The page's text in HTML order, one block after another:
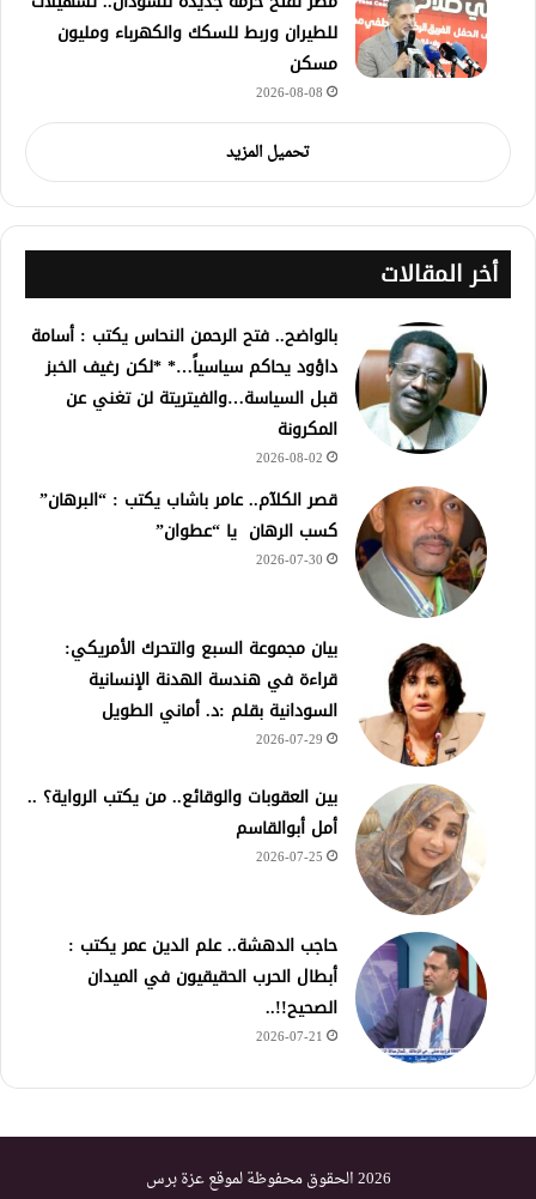
للطيران وربط للسكك والكهرباء ومليون
مسكن
2026-08-08
تحميل المزيد
أخر المقالات
بالواضح.. فتح الرحمن النحاس يكتب : أسامة
داؤود يحاكم سياسياً…* *لكن رغيف الخبز
قبل السياسة…والفيتريتة لن تغني عن
المكرونة
2026-08-02
قصر الكلآم.. عامر باشاب يكتب : “البرهان”
كسب الرهان يا “عطوان”
2026-07-30
بيان مجموعة السبع والتحرك الأمريكي:
قراءة في هندسة الهدنة الإنسانية
السودانية بقلم :د. أماني الطويل
2026-07-29
بين العقوبات والوقائع.. من يكتب الرواية؟ ..
أمل أبوالقاسم
2026-07-25
حاجب الدهشة.. علم الدين عمر يكتب :
أبطال الحرب الحقيقيون في الميدان
الصحيح!!..
2026-07-21
2026 الحقوق محفوظة لموقع عزة برس